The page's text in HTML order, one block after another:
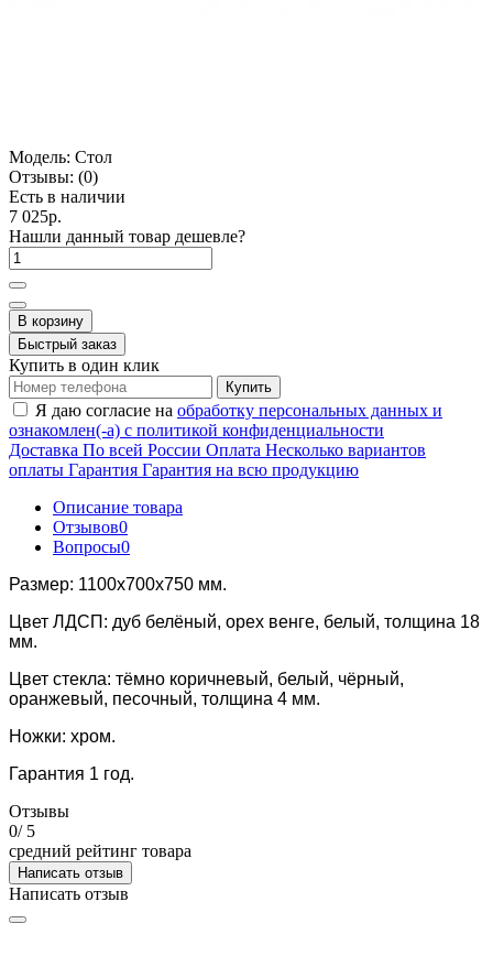
Модель: Стол
Отзывы: (0)
Есть в наличии
7 025р.
Нашли данный товар дешевле?
В корзину
Быстрый заказ
Купить в один клик
Купить
Я даю согласие на обработку персональных данных и
ознакомлен(-а) с политикой конфиденциальности
Доставка По всей России Оплата Несколько вариантов
оплаты Гарантия Гарантия на всю продукцию
Описание товара
Отзывов0
Вопросы0
Размер: 1100х700х750 мм.
Цвет ЛДСП: дуб белёный, орех венге, белый, толщина 18
мм.
Цвет стекла: тёмно коричневый, белый, чёрный,
оранжевый, песочный, толщина 4 мм.
Ножки: хром.
Гарантия 1 год.
Отзывы
0/ 5
средний рейтинг товара
Написать отзыв
Написать отзыв